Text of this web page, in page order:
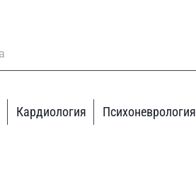
Кардиология Психоневрология